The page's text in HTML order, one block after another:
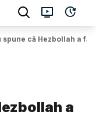
spune că Hezbollah a
a